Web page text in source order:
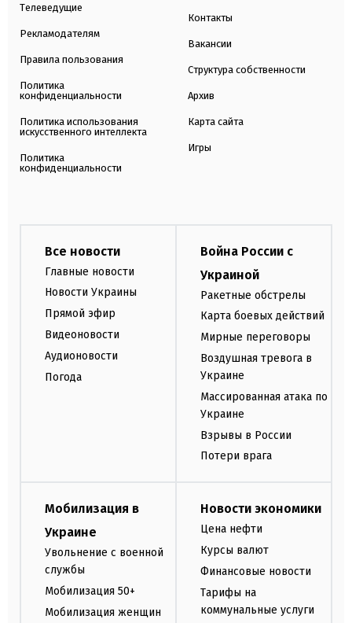
Телеведущие
Рекламодателям
Правила пользования
Политика
конфиденциальности
Политика использования
искусственного интеллекта
Политика
конфиденциальности
Контакты
Вакансии
Структура собственности
Архив
Карта сайта
Игры
Все новости
Главные новости
Новости Украины
Прямой эфир
Видеоновости
Аудионовости
Погода
Война России с
Украиной
Ракетные обстрелы
Карта боевых действий
Мирные переговоры
Воздушная тревога в
Украине
Массированная атака по
Украине
Взрывы в России
Потери врага
Мобилизация в
Украине
Увольнение с военной
службы
Мобилизация 50+
Мобилизация женщин
Новости экономики
Цена нефти
Курсы валют
Финансовые новости
Тарифы на
коммунальные услуги